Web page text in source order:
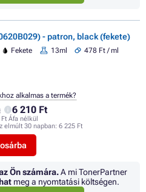
- patron, black (fekete)
Fekete 13ml
478 Ft / ml
6 210 Ft
Áfa nélkül
elmúlt 30 napban: 6 225 Ft
alkalmas a termék?
Ön számára.A mi TonerPartner
meg a nyomtatási költségen.